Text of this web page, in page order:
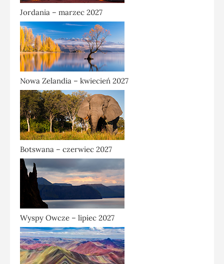
Jordania – marzec 2027
Nowa Zelandia – kwiecień 2027
Botswana – czerwiec 2027
Wyspy Owcze – lipiec 2027